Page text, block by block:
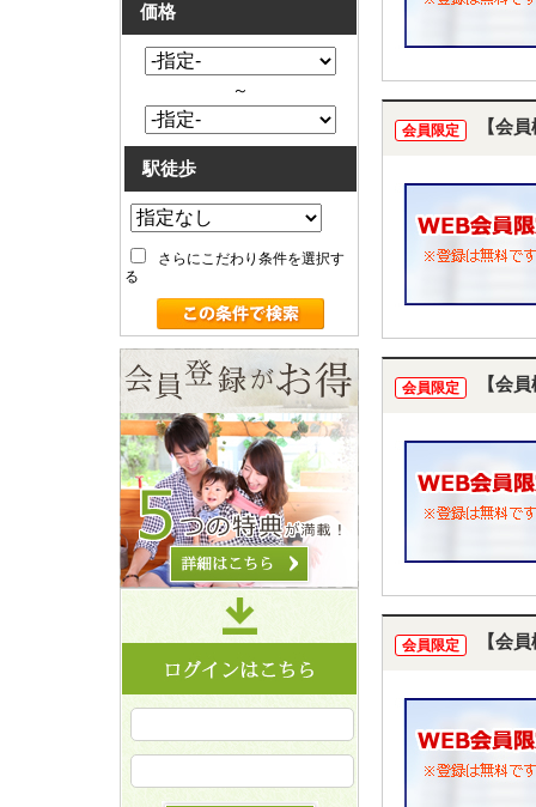
会員限定 【会
会員限定 【会
会員限定 【会
価格
～
駅徒歩
さらにこだわり条件を選択す
る